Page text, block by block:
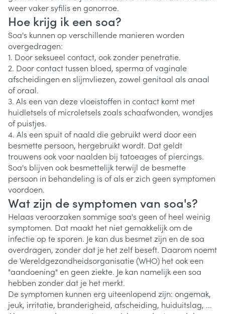
weer vaker syfilis en gonorroe.
Hoe krijg ik een soa?
Soa's kunnen op verschillende manieren worden
overgedragen:
1. Door seksueel contact, ook zonder penetratie.
2. Door contact tussen bloed, sperma of vaginale
afscheidingen en slijmvliezen, zowel genitaal als anaal
of oraal.
3. Als een van deze vloeistoffen in contact komt met
huidletsels of microletsels zoals schaafwonden, wondjes
of puistjes.
4. Als een spuit of naald die gebruikt werd door een
besmette persoon, hergebruikt wordt. Dat geldt
trouwens ook voor naalden bij tatoeages of piercings.
Soa's blijven ook besmettelijk terwijl de besmette
persoon in behandeling is of als er zich geen symptomen
voordoen.
Wat zijn de symptomen van soa's?
Helaas veroorzaken sommige soa's geen of heel weinig
symptomen. Dat maakt het niet gemakkelijk om de
infectie op te sporen. Je kan dus besmet zijn en de soa
overdragen, zonder dat je het zelf beseft. Daarom noemt
de Wereldgezondheidsorganisatie (WHO) het ook een
"aandoening" en geen ziekte. Je kan namelijk een soa
hebben zonder dat je het merkt.
De symptomen kunnen erg uiteenlopend zijn: ongemak,
jeuk, irritatie, branderigheid, afscheiding, huiduitslag, ...